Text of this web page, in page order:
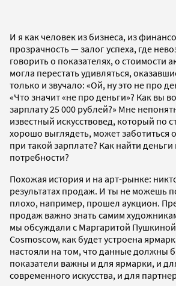
И я как человек из бизнеса, из
прозрачность — залог успеха, где
говорить о показателях, о стоимости
могла перестать удивляться,
только и звучало: «Ой, ну это не про
«Что значит «не про деньги»? Как вы
зарплату 25 000 рублей?» Мне
известный искусствовед, который по
хорошо выглядеть, может заботиться
при такой зарплате? Как найти
потребности?
Похожая история и на арт-рынке:
результатах продаж. И ты не можешь
плохо, например, прошел аукцион.
продаж важно знать самим
мы обсуждали с Маргаритой
Cosmoscow, как будет устроена
настояли на том, что данные должны
показатели важны и для ярмарки, и
современного искусства, и для